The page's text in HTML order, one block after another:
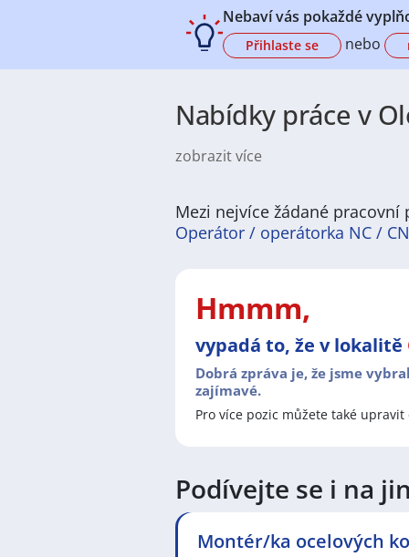
Nebaví vás pokaždé
Přihlaste se nebo
Nabídky práce v
zobrazit více
pozice ve výrobě, administrativě
v Olomouci je atraktivní pro
kaváren, restaurací a míst k
klidnějším dojmem než větší
Z profesního pohledu je
vzdělávací a výzkumné
dobře napojeno na dopravní
průmyslu, službách a
/ dělnice,dělník / dělnice nebo
a chemická výroba
Ubytování a
v oboru
profesích či oborech, protože je
Mezi nejvíce žádané pracovní
Operátor / operátorka NC /
Hmmm,
vypadá to, že v lokalitě
Dobrá zpráva je, že jsme
zajímavé.
Pro více pozic můžete také
Podívejte se i na
Montér/ka ocelových